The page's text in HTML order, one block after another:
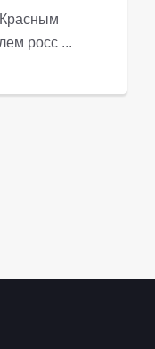
росс ...